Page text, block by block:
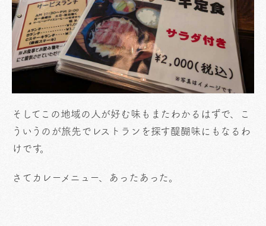
そしてこの地域の人が好む味もまたわかるはずで、こ
ういうのが旅先でレストランを探す醍醐味にもなるわ
けです。
さてカレーメニュー、あったあった。